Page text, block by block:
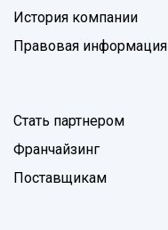
История компании
Правовая информация
Стать партнером
Франчайзинг
Поставщикам